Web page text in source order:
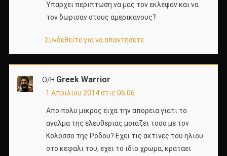
Υπαρχει περιπτωση να μας τον εκλεψαν και να
τον δωρισαν στους αμερικανους?
Συνδεθείτε για να απαντήσετε
Ο/Η Greek Warrior
1 Απριλίου 2014 στις 06:06
Απο πολυ μικρος ειχα την απορεια γιατι το
αγαλμα της ελευθεριας μοιαζει τοσο με τον
Κολοσσο της Ροδου? Εχει τις ακτινες του ηλιου
στο κεφαλι του, εχει το ιδιο χρωμα, κραταει